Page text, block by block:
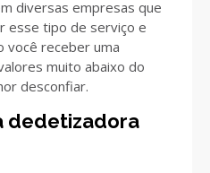
diversas empresas que
esse tipo de serviço e
você receber uma
muito abaixo do
desconfiar.
dedetizadora